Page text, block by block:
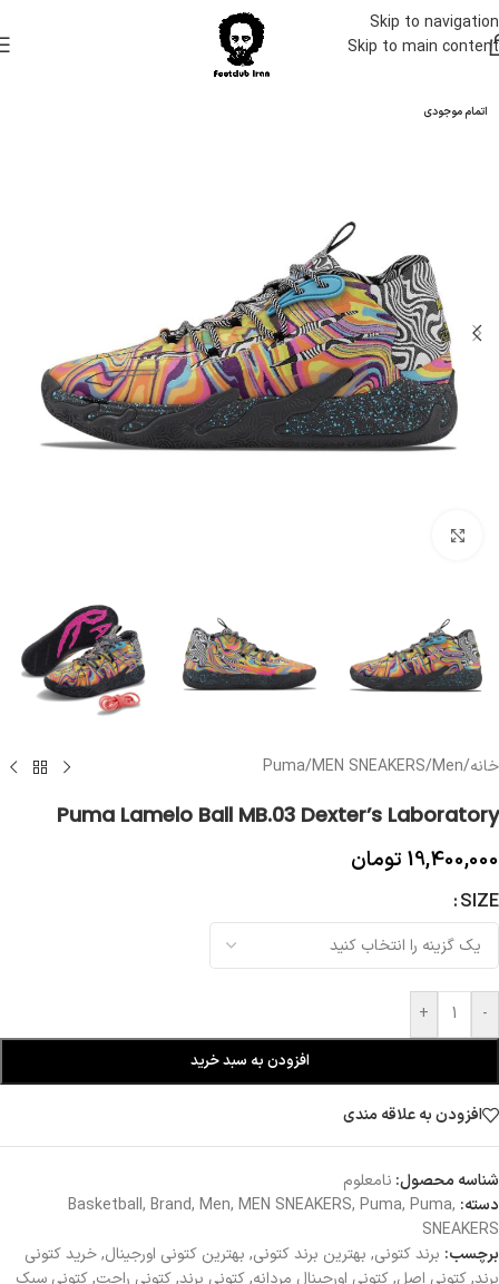
Skip to navigation
Skip to main content
اتمام موجودی
خانه/
Men
/
MEN SNEAKERS
/
Puma
Puma Lamelo Ball MB.03 Dexter’s Laboratory
19,400,000 تومان
SIZE
-
+
افزودن به سبد خرید
افزودن به علاقه مندی
شناسه محصول: نامعلوم
دسته:
Basketball, Brand, Men, MEN SNEAKERS, Puma, Puma,
SNEAKERS
برچسب: برند کتونی, بهترین برند کتونی, بهترین کتونی اورجینال,خرید کتونی